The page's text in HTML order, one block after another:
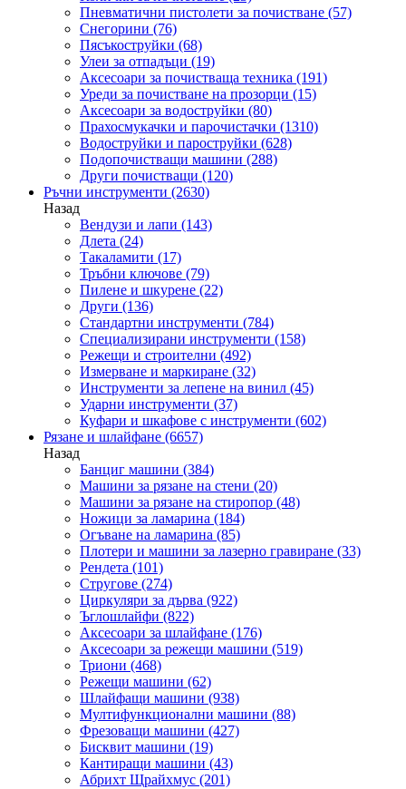
Пневматични пистолети за почистване (57)
Снегорини (76)
Пясъкоструйки (68)
Улеи за отпадъци (19)
Аксесоари за почистваща техника (191)
Уреди за почистване на прозорци (15)
Аксесоари за водоструйки (80)
Прахосмукачки и парочистачки (1310)
Водоструйки и пароструйки (628)
Подопочистващи машини (288)
Други почистващи (120)
Ръчни инструменти (2630)
Назад
Вендузи и лапи (143)
Длета (24)
Такаламити (17)
Тръбни ключове (79)
Пилене и шкурене (22)
Други (136)
Стандартни инструменти (784)
Специализирани инструменти (158)
Режещи и строителни (492)
Измерване и маркиране (32)
Инструменти за лепене на винил (45)
Ударни инструменти (37)
Куфари и шкафове с инструменти (602)
Рязане и шлайфане (6657)
Назад
Банциг машини (384)
Машини за рязане на стени (20)
Машини за рязане на стиропор (48)
Ножици за ламарина (184)
Огъване на ламарина (85)
Плотери и машини за лазерно гравиране (33)
Рендета (101)
Стругове (274)
Циркуляри за дърва (922)
Ъглошлайфи (822)
Аксесоари за шлайфане (176)
Аксесоари за режещи машини (519)
Триони (468)
Режещи машини (62)
Шлайфащи машини (938)
Мултифункционални машини (88)
Фрезоващи машини (427)
Бисквит машини (19)
Кантиращи машини (43)
Абрихт Щрайхмус (201)